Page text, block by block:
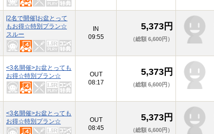
[2名で開催]お盆とって
もお得☆特別プラン☆
スルー
IN
09:55
5,373円
（総額 6,600円）
<3名開催>お盆とっても
お得☆特別プラン☆
OUT
08:17
5,373円
（総額 6,600円）
<3名開催>お盆とっても
お得☆特別プラン☆
OUT
08:45
5,373円
（総額 6,600円）